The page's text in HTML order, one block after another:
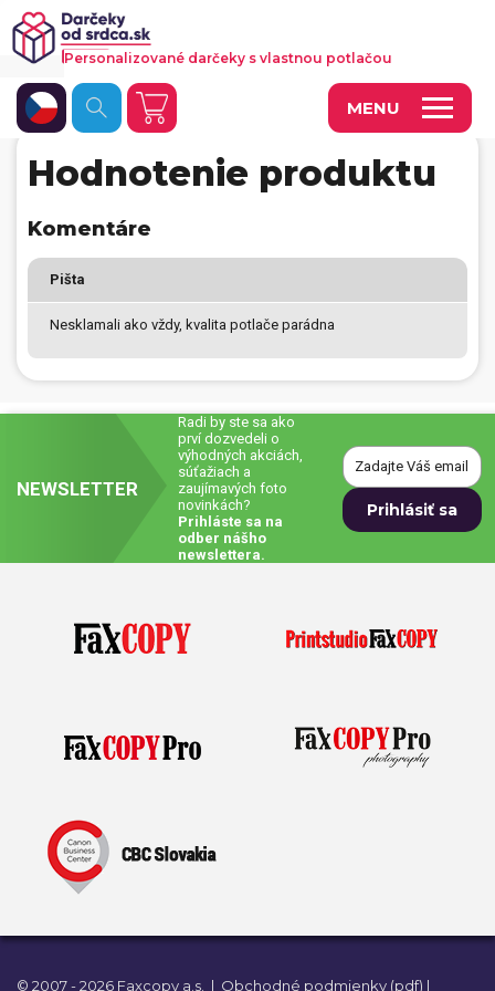
MENU
Fotoobrazy a dekorácie
Kalendáre
Fotoknihy a fotozošity
Tašky, vaky, ruksaky
Prívesky, dog tagy, odznaky
Darčeky
Úvod Produkty
Kontakty
Personalizované darčeky s vlastnou potlačou
Hodnotenie produktu
Komentáre
Pišta
Nesklamali ako vždy, kvalita potlače parádna
NEWSLETTER
Radi by ste sa ako
prví dozvedeli o
výhodných akciách,
súťažiach a
zaujímavých foto
novinkách?
Prihláste sa na
odber nášho
newslettera.
© 2007 - 2026 Faxcopy a.s. | Obchodné podmienky (pdf) |